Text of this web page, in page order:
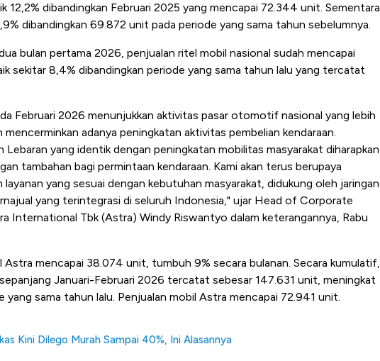
12,2% dibandingkan Februari 2025 yang mencapai 72.344 unit. Sementara
dibandingkan 69.872 unit pada periode yang sama tahun sebelumnya.
bulan pertama 2026, penjualan ritel mobil nasional sudah mencapai
sekitar 8,4% dibandingkan periode yang sama tahun lalu yang tercatat
Februari 2026 menunjukkan aktivitas pasar otomotif nasional yang lebih
adanya peningkatan aktivitas pembelian kendaraan.
Lebaran yang identik dengan peningkatan mobilitas masyarakat diharapkan
tambahan bagi permintaan kendaraan. Kami akan terus berupaya
layanan yang sesuai dengan kebutuhan masyarakat, didukung oleh jaringan
yang terintegrasi di seluruh Indonesia," ujar Head of Corporate
International Tbk (Astra) Windy Riswantyo dalam keterangannya, Rabu
mencapai 38.074 unit, tumbuh 9% secara bulanan. Secara kumulatif,
Januari-Februari 2026 tercatat sebesar 147.631 unit, meningkat
yang sama tahun lalu. Penjualan mobil Astra mencapai 72.941 unit.
Kini Dilego Murah Sampai 40%, Ini Alasannya
Bangkit dari Kubur! Bisnis Furniture &
Alas Kaki Tumbuh Double Digit